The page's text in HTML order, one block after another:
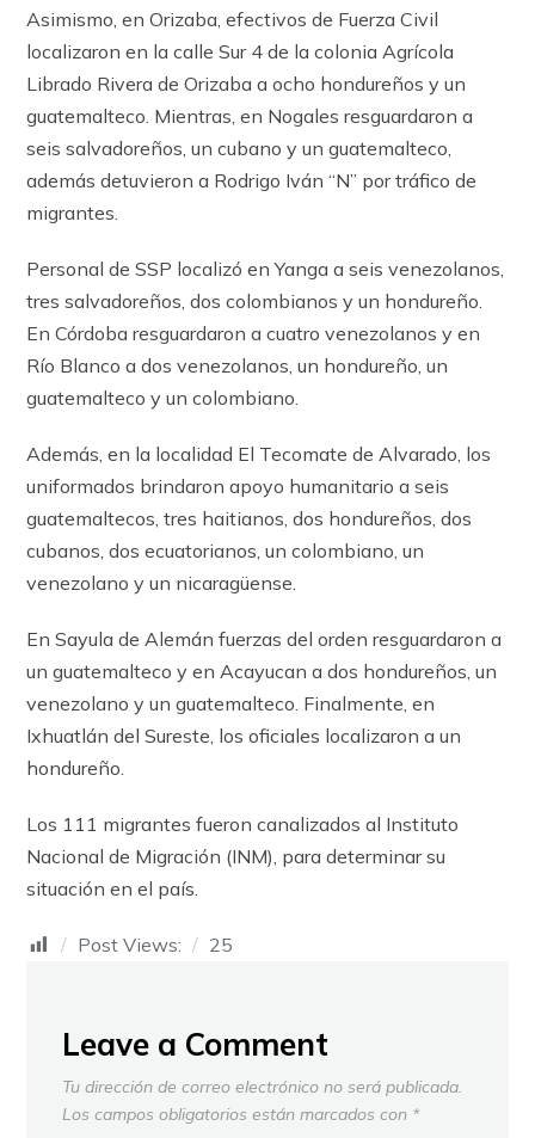
Asimismo, en Orizaba, efectivos de Fuerza Civil
localizaron en la calle Sur 4 de la colonia Agrícola
Librado Rivera de Orizaba a ocho hondureños y un
guatemalteco. Mientras, en Nogales resguardaron a
seis salvadoreños, un cubano y un guatemalteco,
además detuvieron a Rodrigo Iván “N” por tráfico de
migrantes.
Personal de SSP localizó en Yanga a seis venezolanos,
tres salvadoreños, dos colombianos y un hondureño.
En Córdoba resguardaron a cuatro venezolanos y en
Río Blanco a dos venezolanos, un hondureño, un
guatemalteco y un colombiano.
Además, en la localidad El Tecomate de Alvarado, los
uniformados brindaron apoyo humanitario a seis
guatemaltecos, tres haitianos, dos hondureños, dos
cubanos, dos ecuatorianos, un colombiano, un
venezolano y un nicaragüense.
En Sayula de Alemán fuerzas del orden resguardaron a
un guatemalteco y en Acayucan a dos hondureños, un
venezolano y un guatemalteco. Finalmente, en
Ixhuatlán del Sureste, los oficiales localizaron a un
hondureño.
Los 111 migrantes fueron canalizados al Instituto
Nacional de Migración (INM), para determinar su
situación en el país.
Post Views: 25
Leave a Comment
Tu dirección de correo electrónico no será publicada.
Los campos obligatorios están marcados con *